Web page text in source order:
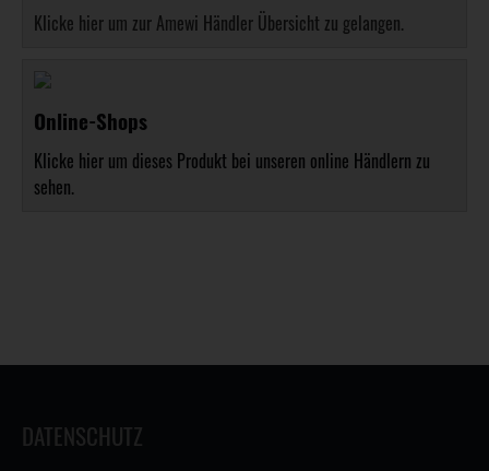
Klicke hier um zur Amewi Händler Übersicht zu gelangen.
Online-Shops
Klicke hier um dieses Produkt bei unseren online Händlern zu
sehen.
DATENSCHUTZ